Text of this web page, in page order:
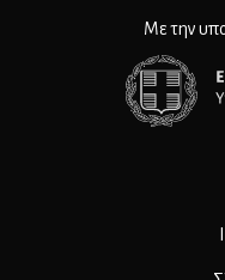
Με την